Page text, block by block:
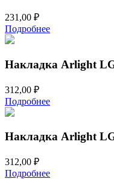
231,00 ₽
Подробнее
Накладка Arlight
312,00 ₽
Подробнее
Накладка Arlight
312,00 ₽
Подробнее